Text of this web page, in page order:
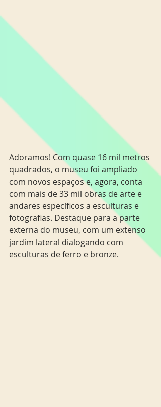
Adoramos! Com quase 16 mil metros
quadrados, o museu foi ampliado
com novos espaços e, agora, conta
com mais de 33 mil obras de arte e
andares específicos a esculturas e
fotografias. Destaque para a parte
externa do museu, com um extenso
jardim lateral dialogando com
esculturas de ferro e bronze.